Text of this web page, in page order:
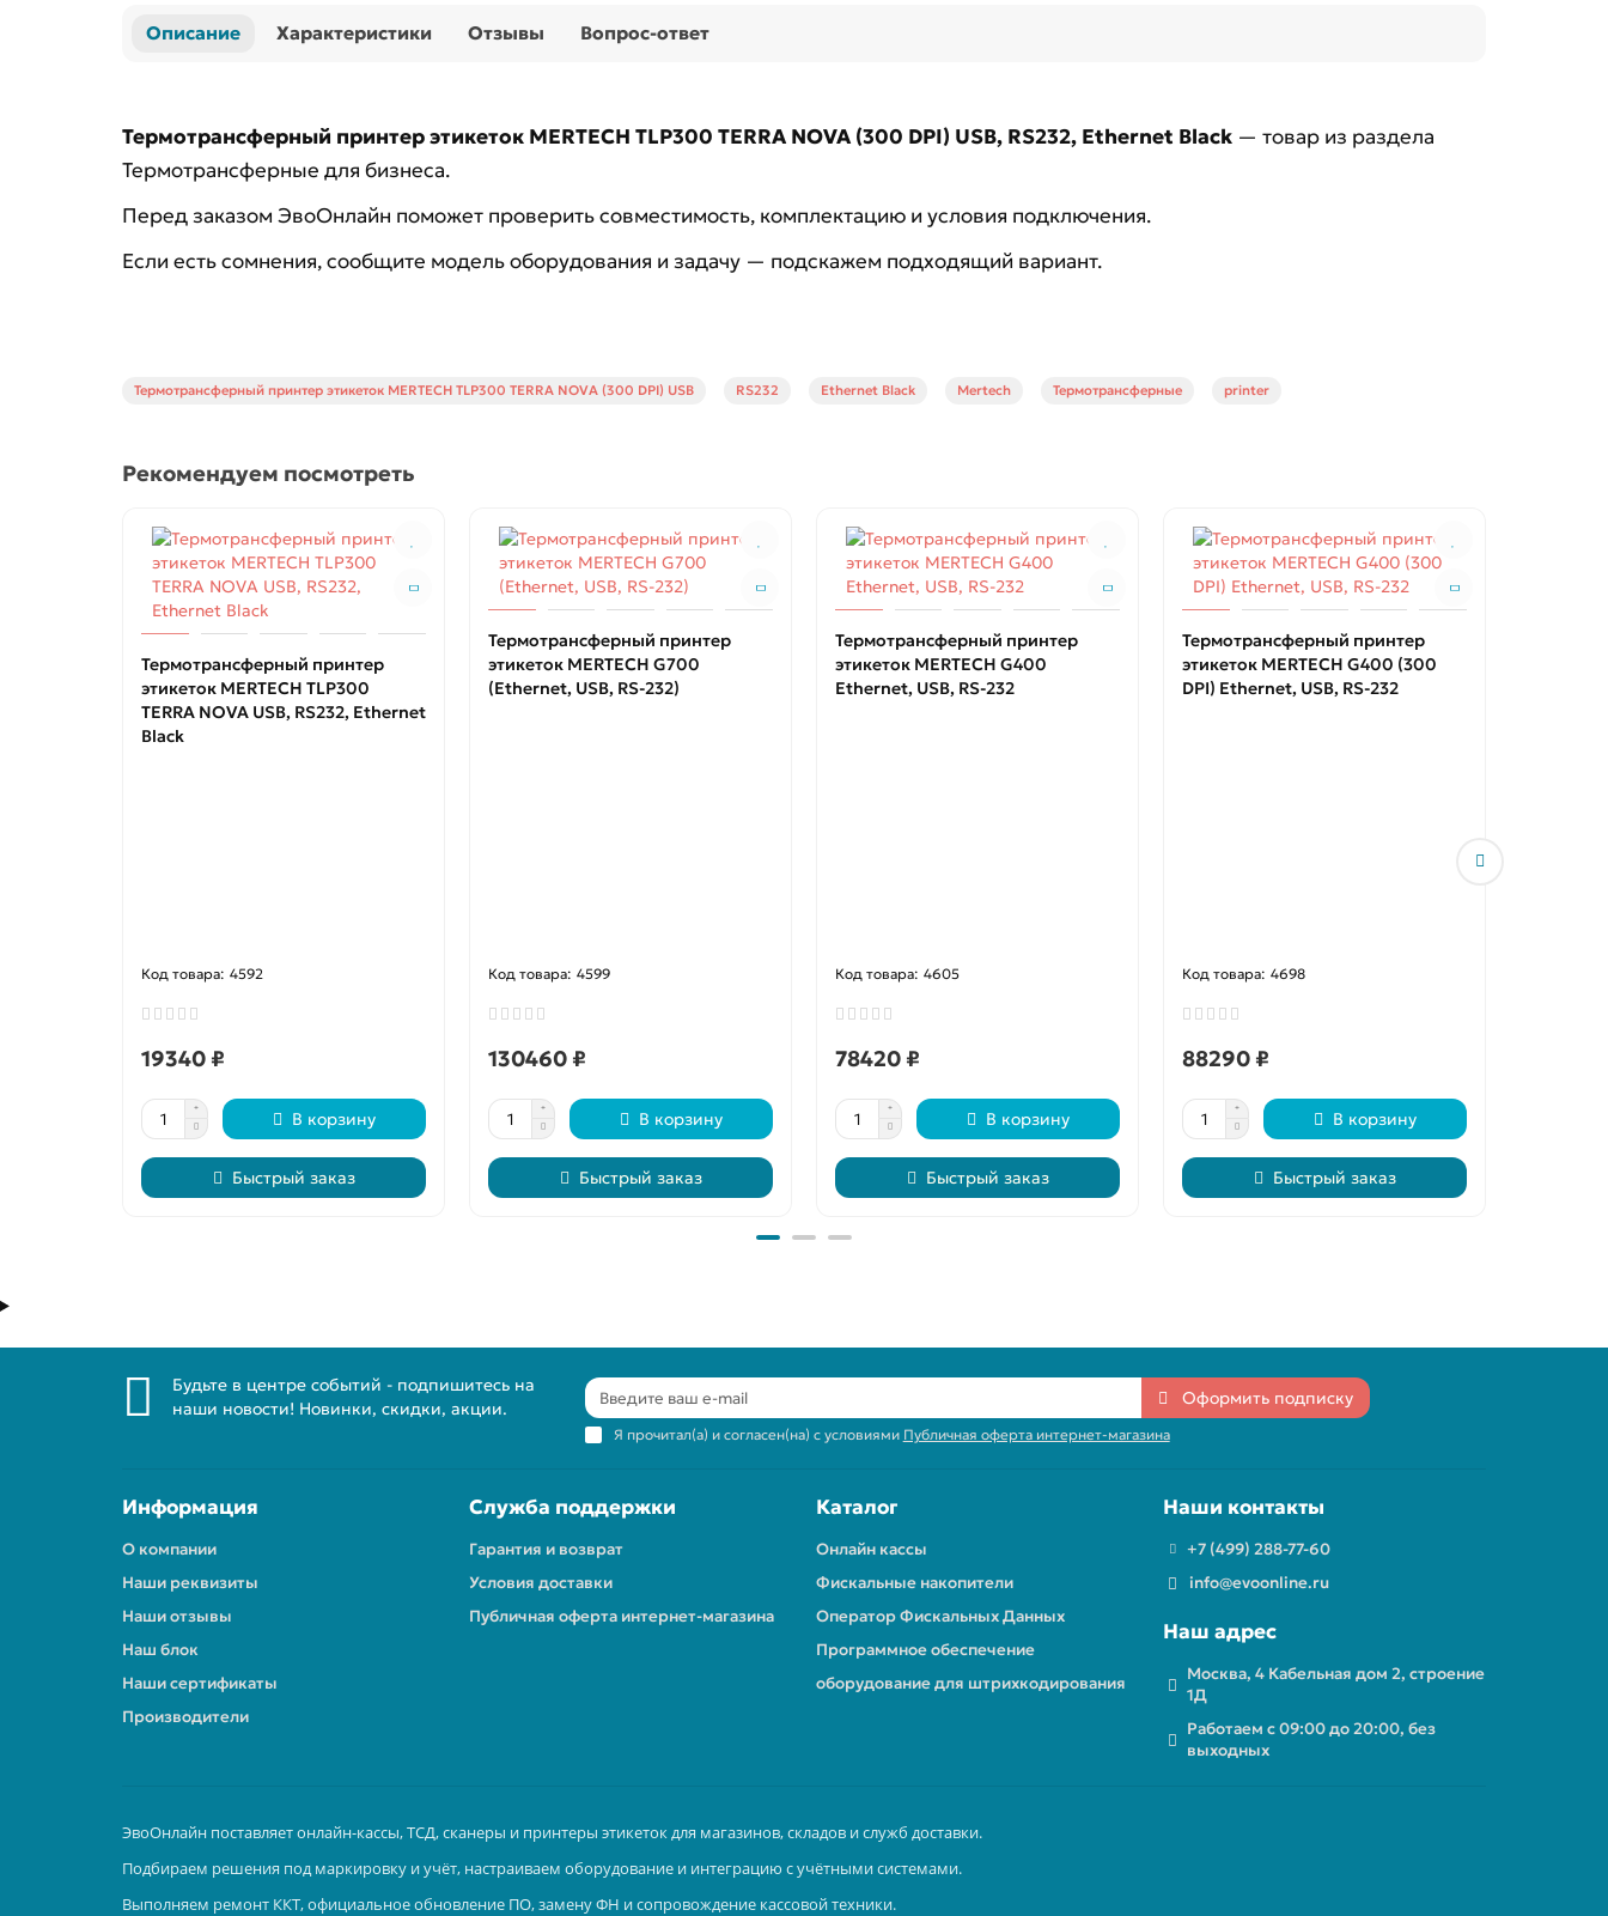
Описание Характеристики Отзывы Вопрос-ответ
Термотрансферный принтер этикеток MERTECH TLP300 TERRA NOVA (300 DPI) USB, RS232, Ethernet Black — товар из раздела
Термотрансферные для бизнеса.
Перед заказом ЭвоОнлайн поможет проверить совместимость, комплектацию и условия подключения.
Если есть сомнения, сообщите модель оборудования и задачу — подскажем подходящий вариант.
Термотрансферный принтер этикеток MERTECH TLP300 TERRA NOVA (300 DPI) USB RS232 Ethernet Black Mertech Термотрансферные printer
Рекомендуем посмотреть
Термотрансферный принтер
этикеток MERTECH TLP300
TERRA NOVA USB, RS232, Ethernet
Black
4592
19340 ₽
В корзину
Быстрый заказ
Термотрансферный принтер
этикеток MERTECH G700
(Ethernet, USB, RS-232)
4599
130460 ₽
В корзину
Быстрый заказ
Термотрансферный принтер
этикеток MERTECH G400
Ethernet, USB, RS-232
4605
78420 ₽
В корзину
Быстрый заказ
Термотрансферный принтер
этикеток MERTECH G400 (300
DPI) Ethernet, USB, RS-232
4698
88290 ₽
В корзину
Быстрый заказ
Будьте в центре событий - подпишитесь на
наши новости! Новинки, скидки, акции.
Оформить подписку
Я прочитал(а) и согласен(на) с условиями Публичная оферта интернет-магазина
Информация
О компании
Наши реквизиты
Наши отзывы
Наш блок
Наши сертификаты
Производители
Служба поддержки
Гарантия и возврат
Условия доставки
Публичная оферта интернет-магазина
Каталог
Онлайн кассы
Фискальные накопители
Оператор Фискальных Данных
Программное обеспечение
оборудование для штрихкодирования
Наши контакты
+7 (499) 288-77-60
info@evoonline.ru
Наш адрес
Москва, 4 Кабельная дом 2, строение
1Д
Работаем с 09:00 до 20:00, без
выходных
ЭвоОнлайн поставляет онлайн-кассы, ТСД, сканеры и принтеры этикеток для магазинов, складов и служб доставки.
Подбираем решения под маркировку и учёт, настраиваем оборудование и интеграцию с учётными системами.
Выполняем ремонт ККТ, официальное обновление ПО, замену ФН и сопровождение кассовой техники.